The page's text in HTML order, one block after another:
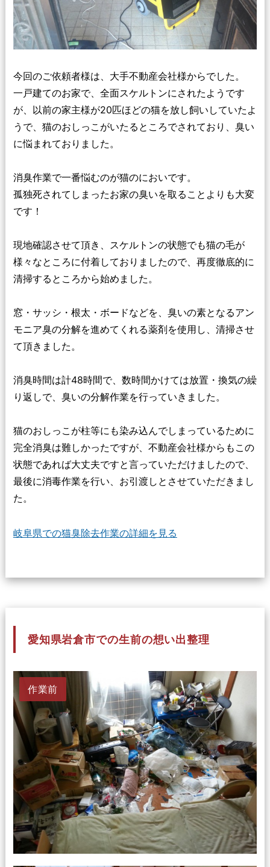
今回のご依頼者様は、大手不動産会社様からでした。
一戸建てのお家で、全面スケルトンにされたようです
が、以前の家主様が20匹ほどの猫を放し飼いしていたよ
うで、猫のおしっこがいたるところでされており、臭い
に悩まれておりました。
消臭作業で一番悩むのが猫のにおいです。
孤独死されてしまったお家の臭いを取ることよりも大変
です！
現地確認させて頂き、スケルトンの状態でも猫の毛が
様々なところに付着しておりましたので、再度徹底的に
清掃するところから始めました。
窓・サッシ・根太・ボードなどを、臭いの素となるアン
モニア臭の分解を進めてくれる薬剤を使用し、清掃させ
て頂きました。
消臭時間は計48時間で、数時間かけては放置・換気の繰
り返しで、臭いの分解作業を行っていきました。
猫のおしっこが柱等にも染み込んでしまっているために
完全消臭は難しかったですが、不動産会社様からもこの
状態であれば大丈夫ですと言っていただけましたので、
最後に消毒作業を行い、お引渡しとさせていただきまし
た。
岐阜県での猫臭除去作業の詳細を見る
愛知県岩倉市での生前の想い出整理
作業前